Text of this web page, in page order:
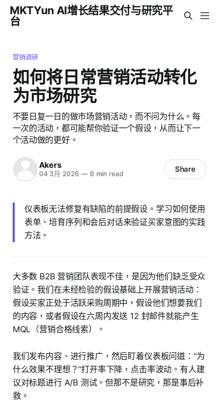
MKTYun AI增长结果交付与研究平
台
营销调研
如何将日常营销活动转化
为市场研究
不要日复一日的做市场营销活动，而不问为什么。每
一次的活动，都可能帮你验证一个假设，从而让下一
个活动做的更好。
Akers
04 3月 2026 —6 min read Share
仪表板无法修复有缺陷的前提假设。学习如何使用
表单、培育序列和会后对话来验证买家意图的实践
方法。
大多数 B2B 营销团队表现不佳，是因为他们缺乏受众
验证。我们在未经检验的假设基础上开展营销活动：
假设买家正处于活跃采购周期中，假设他们想要我们
的内容，或者假设在六周内发送 12 封邮件就能产生
MQL（营销合格线索）。
我们发布内容、进行推广，然后盯着仪表板问道：“为
什么效果不理想？”打开率下降，点击率波动。有人建
议对标题进行 A/B 测试。但那不是研究，那是事后补
救。